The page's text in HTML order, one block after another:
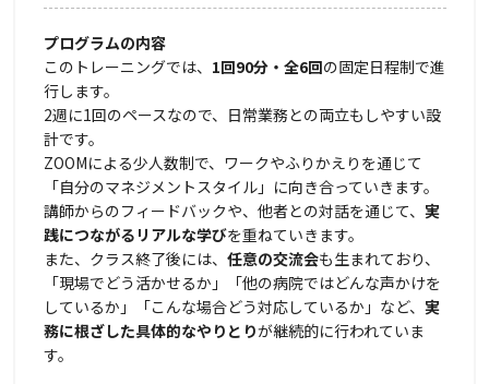
プログラムの内容
このトレーニングでは、 1回90分・全6回の固定日程制で進
行します。
2週に1回のペースなので、日常業務との両立もしやすい設
計です。
ZOOMによる少人数制で、ワークやふりかえりを通じて
「自分のマネジメントスタイル」に向き合っていきます。
講師からのフィードバックや、他者との対話を通じて、 実
践につながるリアルな学びを重ねていきます。
また、クラス終了後には、 任意の交流会も生まれており、
「現場でどう活かせるか」「他の病院ではどんな声かけを
しているか」「こんな場合どう対応しているか」など、 実
務に根ざした具体的なやりとりが継続的に行われていま
す。